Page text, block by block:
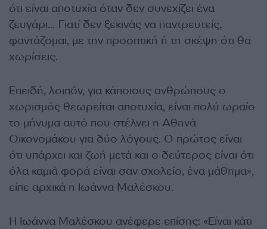
ότι είναι αποτυχία όταν δεν συνεχίζει ένα
ζευγάρι… Γιατί δεν ξεκινάς να παντρευτείς,
φαντάζομαι, με την προοπτική ή τη σκέψη ότι θα
χωρίσεις.
Επειδή, λοιπόν, για κάποιους ανθρώπους ο
χωρισμός θεωρείται αποτυχία, είναι πολύ ωραίο
το μήνυμα αυτό που στέλνει η Αθηνά
Οικονομάκου για δύο λόγους. Ο πρώτος είναι
ότι υπάρχει και ζωή μετά και ο δεύτερος είναι ότι
όλα καμιά φορά είναι σαν σχολείο, ένα μάθημα»,
είπε αρχικά η Ιωάννα Μαλέσκου.
Η Ιωάννα Μαλέσκου ανέφερε επίσης: «Είναι κάτι